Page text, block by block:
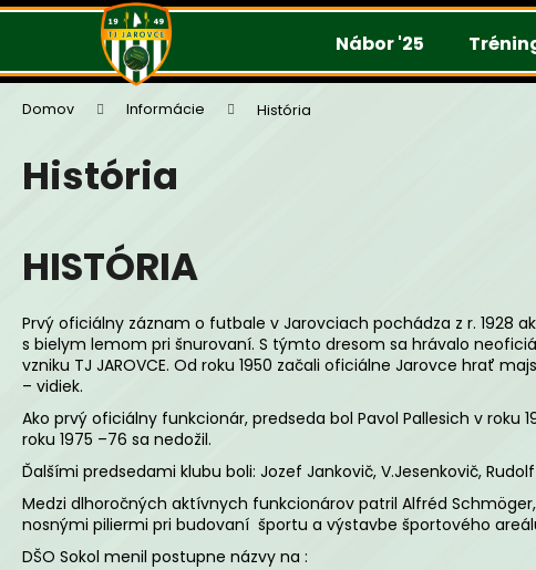
Prejsť
Nábor '25
Domov Informácie História
História
HISTÓRIA
Prvý oficiálny záznam o futbale v Jarovciach pochádza z r. 1928
s bielym lemom pri šnurovaní. S týmto dresom sa hrávalo
vzniku TJ JAROVCE. Od roku 1950 začali oficiálne Jarovce hrať
– vidiek.
Ako prvý oficiálny funkcionár, predseda bol Pavol Pallesich v
roku 1975 –76 sa nedožil.
Ďalšími predsedami klubu boli: Jozef Jankovič, V.Jesenkovič,
Medzi dlhoročných aktívnych funkcionárov patril Alfréd
nosnými piliermi pri budovaní športu a výstavbe športového
DŠO Sokol menil postupne názvy na :
K
š
KLUBOVÁ SÚPRAVA JAKO
€60
€60